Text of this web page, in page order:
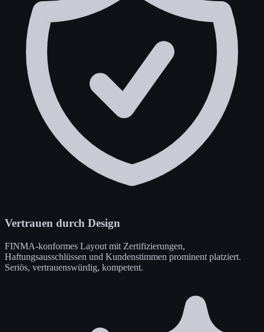
Vertrauen durch Design
FINMA-konformes Layout mit Zertifizierungen,
Haftungsausschlüssen und Kundenstimmen prominent platziert.
Seriös, vertrauenswürdig, kompetent.